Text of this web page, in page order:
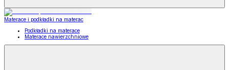
Materace i podkładki na materac
Podkładki na materace
Materace nawierzchniowe